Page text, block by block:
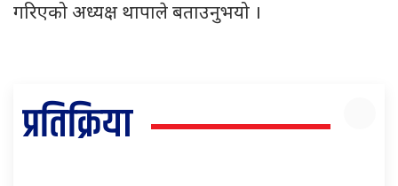
गरिएको अध्यक्ष थापाले बताउनुभयो ।
प्रतिक्रिया